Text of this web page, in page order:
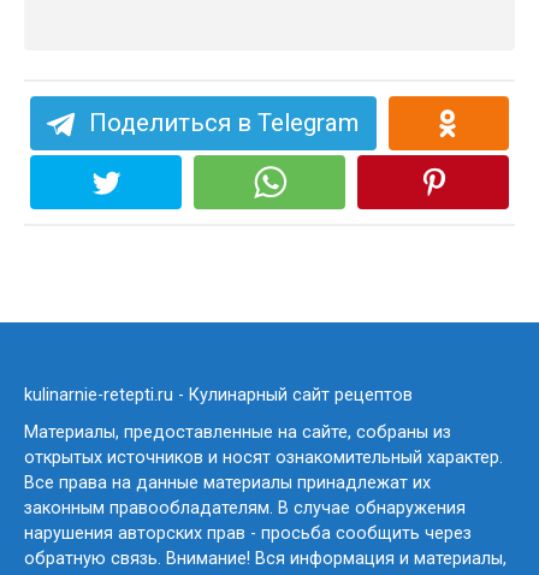
Поделиться в Telegram
kulinarnie-retepti.ru - Кулинарный сайт рецептов
Материалы, предоставленные на сайте, собраны из
открытых источников и носят ознакомительный характер.
Все права на данные материалы принадлежат их
законным правообладателям. В случае обнаружения
нарушения авторских прав - просьба сообщить через
обратную связь. Внимание! Вся информация и материалы,